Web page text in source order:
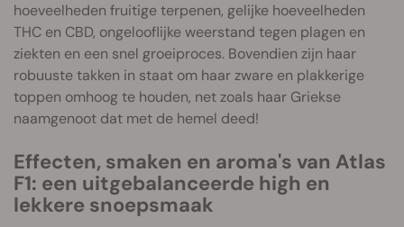
hoeveelheden fruitige terpenen, gelijke hoeveelheden
THC en CBD, ongelooflijke weerstand tegen plagen en
ziekten en een snel groeiproces. Bovendien zijn haar
robuuste takken in staat om haar zware en plakkerige
toppen omhoog te houden, net zoals haar Griekse
naamgenoot dat met de hemel deed!
Effecten, smaken en aroma's van Atlas
F1: een uitgebalanceerde high en
lekkere snoepsmaak